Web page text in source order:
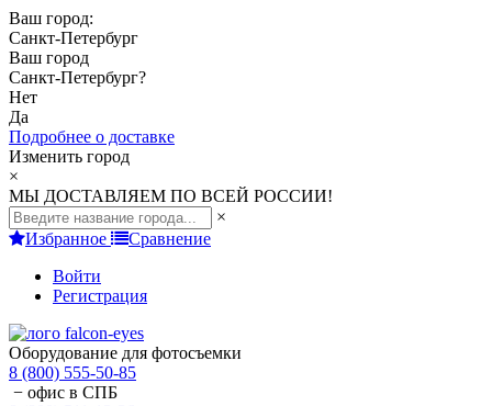
Ваш город:
Санкт-Петербург
Ваш город
Санкт-Петербург?
Нет
Да
Подробнее о доставке
Изменить город
×
МЫ ДОСТАВЛЯЕМ ПО ВСЕЙ РОССИИ!
×
Избранное
Сравнение
Войти
Регистрация
Оборудование для фотосъемки
8 (800) 555-50-85
− офис в СПБ